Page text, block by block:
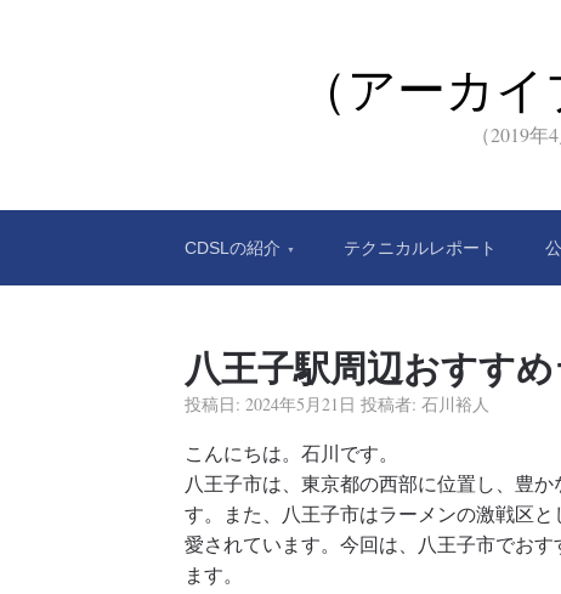
（アーカ
（2019
CDSLの紹介 テクニカルレポート
八王子駅周辺おすす
投稿日: 2024年5月21日 投稿者: 石川裕人
こんにちは。石川です。
八王子市は、東京都の西部に位置し、豊
す。また、八王子市はラーメンの激戦区
愛されています。今回は、八王子市でお
ます。